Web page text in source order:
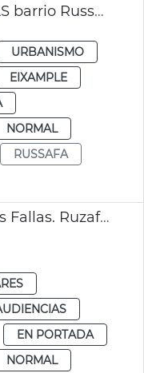
Aprobación definitiva ZAS barrio Russafa València
URBANISMO
EIXAMPLE
NORMAL
RUSSAFA
Campaña No explotes las Fallas. Ruzafa València
EN PORTADA
NORMAL